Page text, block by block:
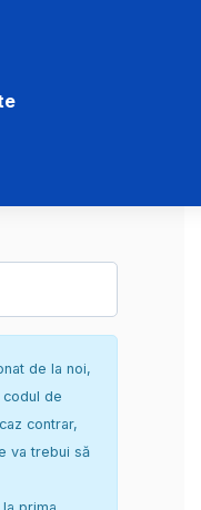
dispozitive
de la noi,
de
contrar,
va trebui să